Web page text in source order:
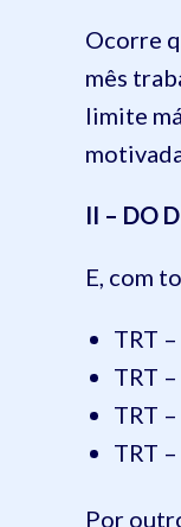
Ocorre
mês
limite
II – DO
E, com
TRT
TRT
TRT
TRT
Por